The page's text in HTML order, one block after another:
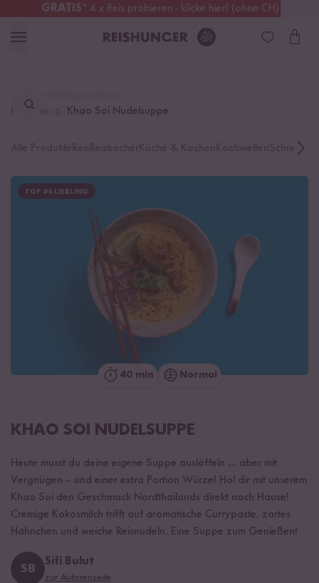
GRATIS* 4 x Reis probieren - klicke hier! (ohne CH)
Deutschland Kostenloser Versand
finden ...
Rezepte Khao Soi Nudelsuppe
Schnelle
TOP #6 LIEBLING
40 min Normal
KHAO SOI NUDELSUPPE
Heute musst du deine eigene Suppe auslöffeln ... aber mit
Vergnügen – und einer extra Portion Würze! Hol dir mit unserem
Khao Soi den Geschmack Nordthailands direkt nach Hause!
Cremige Kokosmilch trifft auf aromatische Currypaste, zartes
Hähnchen und weiche Reisnudeln. Eine Suppe zum Genießen!
SB
Sifi Bulut
zur Autorenseite